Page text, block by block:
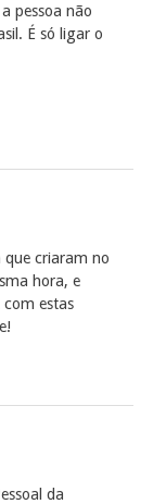
pessoa não
É só ligar o
que criaram no
hora, e
estas
da